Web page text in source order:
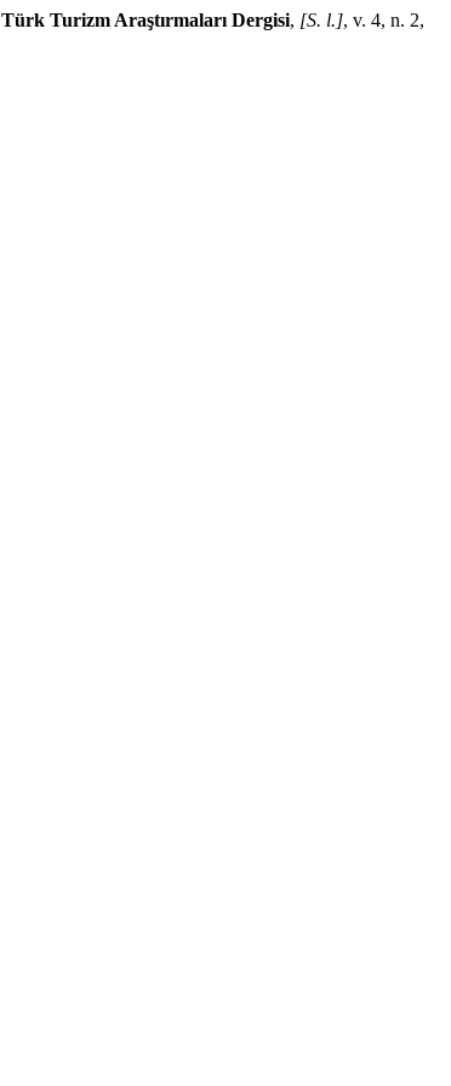
Türk Turizm Araştırmaları Dergisi, [S. l.], v. 4, n. 2,